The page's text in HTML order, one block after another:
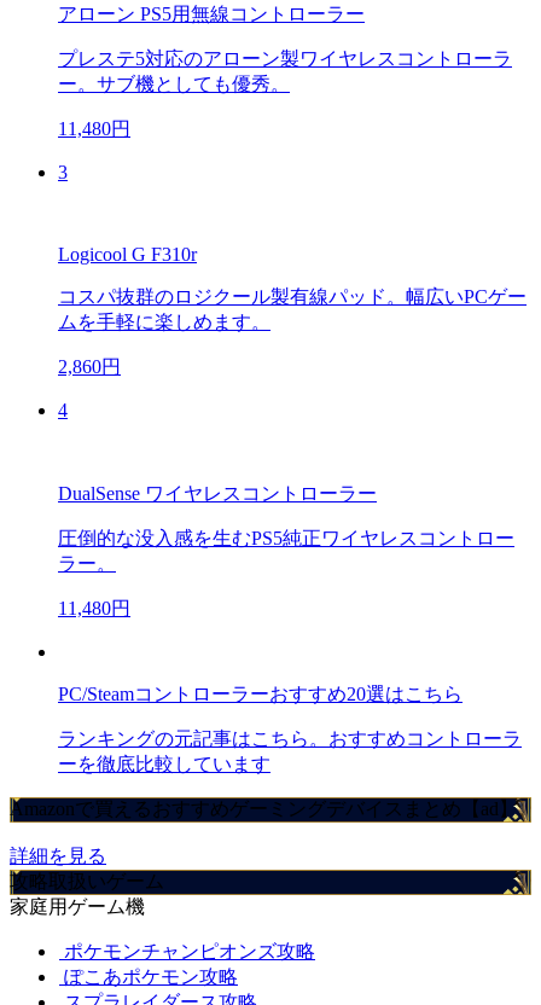
アローン PS5用無線コントローラー
プレステ5対応のアローン製ワイヤレスコントローラ
ー。サブ機としても優秀。
11,480円
3
Logicool G F310r
コスパ抜群のロジクール製有線パッド。幅広いPCゲー
ムを手軽に楽しめます。
2,860円
4
DualSense ワイヤレスコントローラー
圧倒的な没入感を生むPS5純正ワイヤレスコントロー
ラー。
11,480円
PC/Steamコントローラーおすすめ20選はこちら
ランキングの元記事はこちら。おすすめコントローラ
ーを徹底比較しています
Amazonで買えるおすすめゲーミングデバイスまとめ【ad】
詳細を見る
攻略取扱いゲーム
家庭用ゲーム機
ポケモンチャンピオンズ攻略
ぽこあポケモン攻略